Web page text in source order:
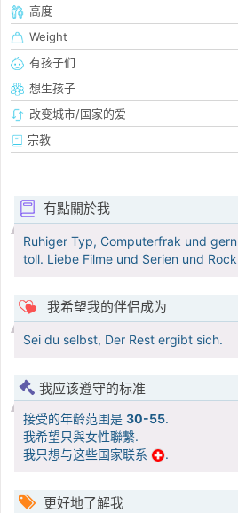
高度
Weight
有孩子们
想生孩子
改变城市/国家的爱
宗教
有點關於我
Ruhiger Typ, Computerfrak und
toll. Liebe Filme und Serien und
我希望我的伴侣成为
Sei du selbst, Der Rest ergibt sich.
我应该遵守的标准
接受的年龄范围是 30-55.
我希望只與女性聯繫.
我只想与这些国家联系
.
更好地了解我